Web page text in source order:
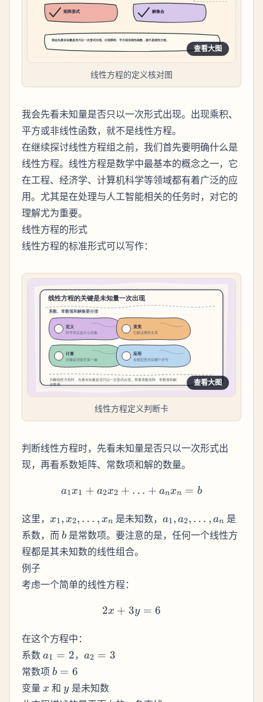
查看大图
线性方程的定义核对图
我会先看未知量是否只以一次形式出现。出现乘积、
平方或非线性函数，就不是线性方程。
在继续探讨线性方程组之前，我们首先要明确什么是
线性方程。线性方程是数学中最基本的概念之一，它
在工程、经济学、计算机科学等领域都有着广泛的应
用。尤其是在处理与人工智能相关的任务时，对它的
理解尤为重要。
线性方程的形式
线性方程的标准形式可以写作：
查看大图
线性方程定义判断卡
判断线性方程时，先看未知量是否只以一次形式出
现，再看系数矩阵、常数项和解的数量。
a_1 x_1 + a_2 x_2 +
a1x1 + a2x2 + … + anxn = b
这里， x_1,
x_2,
\ldots,
x_n
x1, x2, … , xn 是未知数， a_1,
a_2,
\ldots,
a1, a2, … , an 是
系数，而b
b 是常数项。要注意的是，任何一个线性方
程都是其未知数的线性组合。
例子
考虑一个简单的线性方程：
2x + 3y = 6
2x + 3y = 6
在这个方程中：
系数a_1
= 2
a1 = 2， a_2
a2 = 3
常数项b
=
6
b = 6
变量 x
x 和 y
y是未知数